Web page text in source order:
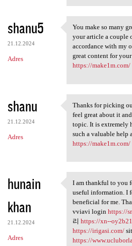
shanu5
21.12.2024
Adres
You make so
You make so many
your article a couple
accordance with my
great content for
https://make1m.com/
shanu
21.12.2024
Adres
Thanks for
Thanks for picking
feel great about it
topic. It is extremely
such a valuable help
https://make1m.com/
hunain
khan
21.12.2024
Adres
I am thankful to
I am thankful to you
useful information. I
beneficial for me.
vviavi login https://
리 https://xn--
https://irigasi.com/
https://